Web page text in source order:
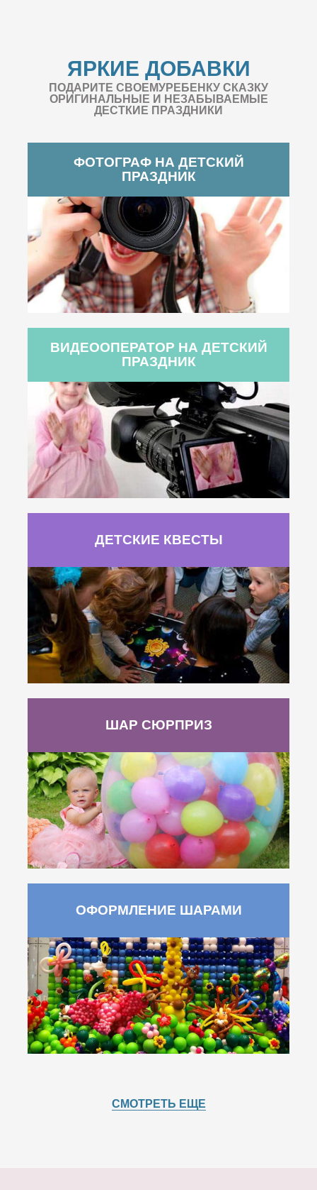
ЯРКИЕ ДОБАВКИ
ПОДАРИТЕ СВОЕМУРЕБЕНКУ СКАЗКУ
ОРИГИНАЛЬНЫЕ И НЕЗАБЫВАЕМЫЕ
ДЕСТКИЕ ПРАЗДНИКИ
ФОТОГРАФ НА ДЕТСКИЙ
ПРАЗДНИК
ВИДЕООПЕРАТОР НА ДЕТСКИЙ
ПРАЗДНИК
ДЕТСКИЕ КВЕСТЫ
ШАР СЮРПРИЗ
ОФОРМЛЕНИЕ ШАРАМИ
СМОТРЕТЬ ЕЩЕ